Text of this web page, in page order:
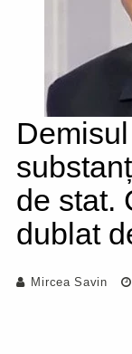
de stat.
dublat
Mircea Savin